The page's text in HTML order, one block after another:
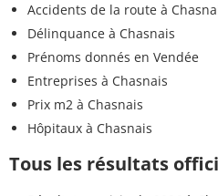
Accidents de la route à
Délinquance à Chasnais
Prénoms donnés en Vendée
Entreprises à Chasnais
Prix m2 à Chasnais
Hôpitaux à Chasnais
Tous les résultats